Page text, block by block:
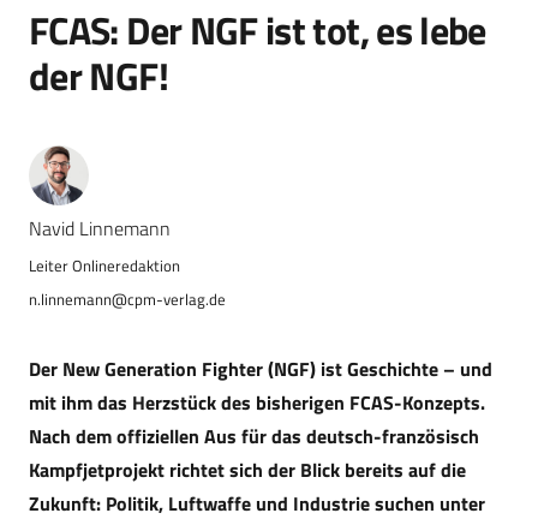
FCAS: Der NGF ist tot, es lebe
der NGF!
Navid Linnemann
n.linnemann@cpm-verlag.de
Der New Generation Fighter (NGF) ist Geschichte – und
mit ihm das Herzstück des bisherigen FCAS-Konzepts.
Nach dem offiziellen Aus für das deutsch-französisch
Kampfjetprojekt richtet sich der Blick bereits auf die
Zukunft: Politik, Luftwaffe und Industrie suchen unter